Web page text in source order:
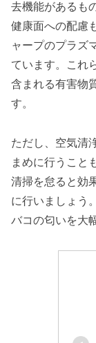
去機能があるも
健康面への配慮
ャープのプラズ
ています。これ
含まれる有害物
す。
ただし、空気清
まめに行うこと
清掃を怠ると効
に行いましょう
バコの匂いを大